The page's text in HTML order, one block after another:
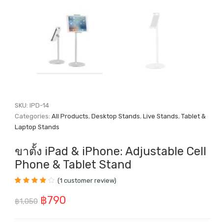
SKU:IPD-14
Categories:All Products,Desktop Stands,Live Stands,Tablet &
Laptop Stands
ขาตั้ง iPad & iPhone: Adjustable Cell
Phone & Tablet Stand
out of 5
based on
(1 customer review)
฿1,050 Original
฿790